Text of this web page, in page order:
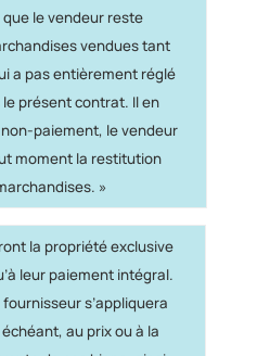
que le vendeur reste
vendues tant
a pas entièrement réglé
présent contrat. Il en
non-paiement, le vendeur
moment la restitution
»
la propriété exclusive
leur paiement intégral.
s’appliquera
au prix ou à la